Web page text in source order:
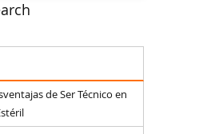
de Ser Técnico en